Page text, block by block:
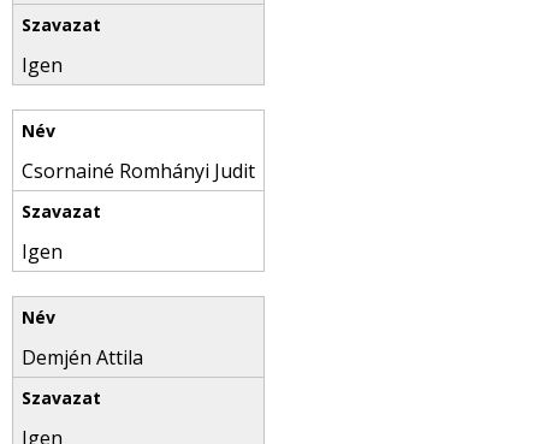
Igen
Csornainé Romhányi Judit
Igen
Demjén Attila
Igen